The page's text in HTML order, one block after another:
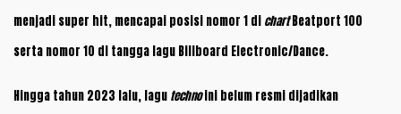
menjadi super hit, mencapai posisi nomor 1 di chartBeatport 100
serta nomor 10 di tangga lagu Billboard Electronic/Dance.
Hingga tahun 2023 lalu, lagu technoini belum resmi dijadikan